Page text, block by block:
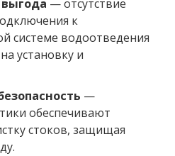
— отсутствие
к
системе водоотведения
установку и
—
обеспечивают
стоков, защищая